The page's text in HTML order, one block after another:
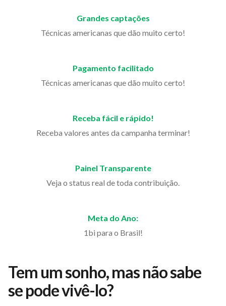
Grandes captações
Técnicas americanas que dão muito certo!
Pagamento facilitado
Técnicas americanas que dão muito certo!
Receba fácil e rápido!
Receba valores antes da campanha terminar!
Painel Transparente
Veja o status real de toda contribuição.
Meta do Ano:
1bi para o Brasil!
Tem um sonho, mas não sabe
se pode vivê-lo?